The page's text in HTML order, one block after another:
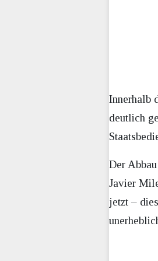
Innerhalb
deutlich
Der
Javier
jetzt –